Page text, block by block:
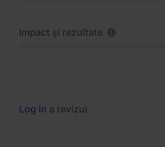
Impact și rezultate
Log in a revizui